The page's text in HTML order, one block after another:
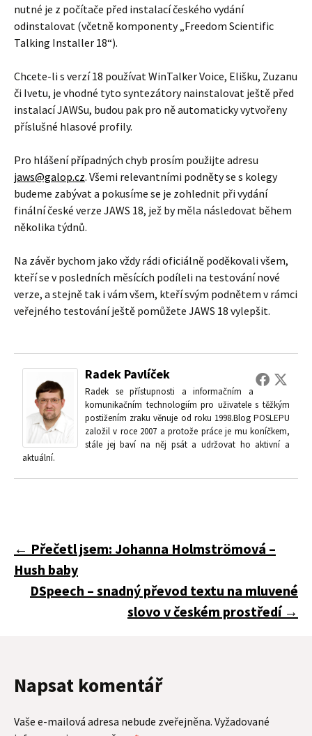
nutné je z počítače před instalací českého vydání
odinstalovat (včetně komponenty „Freedom Scientific
Talking Installer 18“).
Chcete-li s verzí 18 používat WinTalker Voice, Elišku, Zuzanu
či Ivetu, je vhodné tyto syntezátory nainstalovat ještě před
instalací JAWSu, budou pak pro ně automaticky vytvořeny
příslušné hlasové profily.
Pro hlášení případných chyb prosím použijte adresu
jaws@galop.cz. Všemi relevantními podněty se s kolegy
budeme zabývat a pokusíme se je zohlednit při vydání
finální české verze JAWS 18, jež by měla následovat během
několika týdnů.
Na závěr bychom jako vždy rádi oficiálně poděkovali všem,
kteří se v posledních měsících podíleli na testování nové
verze, a stejně tak i vám všem, kteří svým podnětem v rámci
veřejného testování ještě pomůžete JAWS 18 vylepšit.
Radek Pavlíček
Radek se přístupnosti a informačním a
komunikačním technologiím pro uživatele s těžkým
postižením zraku věnuje od roku 1998.Blog POSLEPU
založil v roce 2007 a protože práce je mu koníčkem,
stále jej baví na něj psát a udržovat ho aktivní a
aktuální.
Navigace
pro
← Přečetl jsem: Johanna Holmströmová –
Hush baby
DSpeech – snadný převod textu na mluvené
slovo v českém prostředí →
Napsat komentář
Vaše e-mailová adresa nebude zveřejněna. Vyžadované